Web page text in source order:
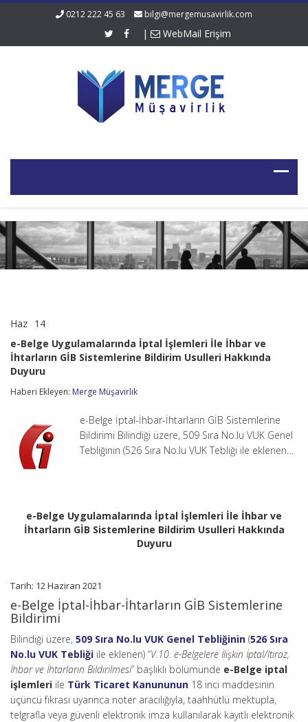
0212 222 45 63 bilgi@mergemusavirlik.com
| WebMail Erişim
Haz 14
Uygulamalarında
İptal
İhbar
İhtarların
Sistemlerine
Bildirim
e-Belge Uygulamalarında İptal İşlemleri İle İhbar ve
İhtarların GİB Sistemlerine Bildirim Usulleri Hakkında
Duyuru
Haberi Ekleyen: Merge Müşavirlik
e-Belge İptal-İhbar-İhtarların GİB Sistemlerine
Bildirimi Bilindiği üzere, 509 Sıra No.lu VUK Genel
Tebliğinin (526 Sıra No.lu VUK Tebliği ile eklenen…
e-Belge Uygulamalarında İptal İşlemleri İle İhbar ve
İhtarların GİB Sistemlerine Bildirim Usulleri Hakkında
Duyuru
Tarih: 12 Haziran 2021
e-Belge İptal-İhbar-İhtarların GİB Sistemlerine
Bildirimi
Bilindiği üzere, 509 Sıra No.lu VUK Genel Tebliğinin (526 Sıra
No.lu VUK Tebliği ile eklenen) “V.10. e-Belgelere İlişkin İptal/ltiraz,
İhbar ve İhtarların Bildirilmesi” başlıklı bölümünde e-Belge iptal
işlemleri ile Türk Ticaret Kanununun 18 inci maddesinin
üçüncü fıkrası uyarınca noter aracılığıyla, taahhütlü mektupla,
telgrafla veya güvenli elektronik imza kullanılarak kayıtlı elektronik